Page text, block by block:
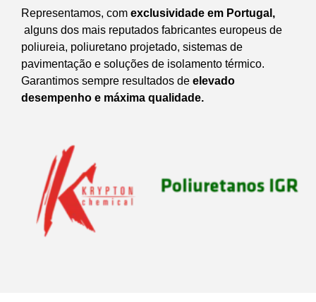
Representamos, com exclusividade em Portugal,
alguns dos mais reputados fabricantes europeus de
poliureia, poliuretano projetado, sistemas de
pavimentação e soluções de isolamento térmico.
Garantimos sempre resultados de elevado
desempenho e máxima qualidade.